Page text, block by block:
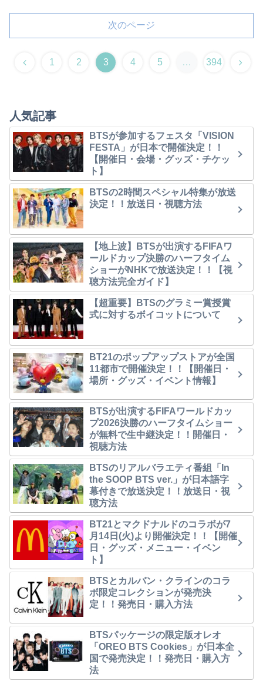
次のページ
1 2 3 4 5 … 394
人気記事
BTSが参加するフェスタ「VISION
FESTA」が日本で開催決定！！
【開催日・会場・グッズ・チケッ
ト】
BTSの2時間スペシャル特集が放送
決定！！放送日・視聴方法
【地上波】BTSが出演するFIFAワ
ールドカップ決勝のハーフタイム
ショーがNHKで放送決定！！【視
聴方法完全ガイド】
【超重要】BTSのグラミー賞授賞
式に対するボイコットについて
BT21のポップアップストアが全国
11都市で開催決定！！【開催日・
場所・グッズ・イベント情報】
BTSが出演するFIFAワールドカッ
プ2026決勝のハーフタイムショー
が無料で生中継決定！！開催日・
視聴方法
BTSのリアルバラエティ番組「In
the SOOP BTS ver.」が日本語字
幕付きで放送決定！！放送日・視
聴方法
BT21とマクドナルドのコラボが7
月14日(火)より開催決定！！【開催
日・グッズ・メニュー・イベン
ト】
BTSとカルバン・クラインのコラ
ボ限定コレクションが発売決
定！！発売日・購入方法
BTSパッケージの限定版オレオ
「OREO BTS Cookies」が日本全
国で発売決定！！発売日・購入方
法